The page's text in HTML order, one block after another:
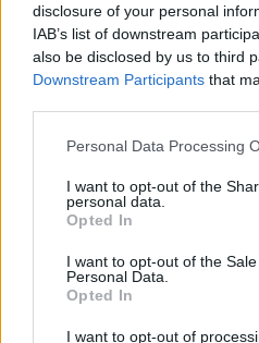
disclosure of your personal
IAB’s list of downstream
also be disclosed by us to third
Downstream Participants that
Personal Data Processing
I want to opt-out of the
personal data.
Opted In
I want to opt-out of the
Personal Data.
Opted In
I want to opt-out of
περιστροφής της Γης
διαδικασία γνωστή ως
ότι η περιοχή του
τον Ιούλιο Καίσαρα να
«σταθερό σαν το βόρειο
γνωρίζουμε ότι αυτό είναι
εποχή του Καίσαρα δεν